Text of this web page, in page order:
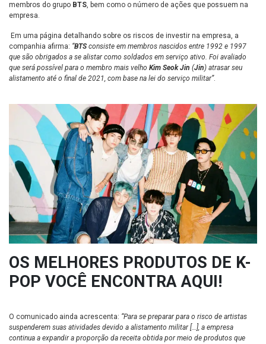
membros do grupo BTS, bem como o número de ações que possuem na
empresa.
Em uma página detalhando sobre os riscos de investir na empresa, a
companhia afirma: “BTSconsiste em membros nascidos entre 1992 e 1997
que são obrigados a se alistar como soldados em serviço ativo. Foi avaliado
que será possível para o membro mais velho Kim Seok Jin (Jin) atrasar seu
alistamento até o final de 2021, com base na lei do serviço militar”.
OS MELHORES PRODUTOS DE K-
POP VOCÊ ENCONTRA AQUI!
O comunicado ainda acrescenta: “Para se preparar para o risco de artistas
suspenderem suas atividades devido a alistamento militar […], a empresa
continua a expandir a proporção da receita obtida por meio de produtos que